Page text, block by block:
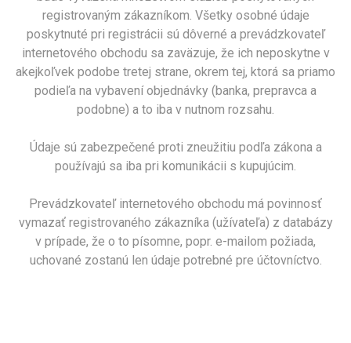
registrovaným zákazníkom. Všetky osobné údaje
poskytnuté pri registrácii sú dôverné a prevádzkovateľ
internetového obchodu sa zaväzuje, že ich neposkytne v
akejkoľvek podobe tretej strane, okrem tej, ktorá sa priamo
podieľa na vybavení objednávky (banka, prepravca a
podobne) a to iba v nutnom rozsahu.
Údaje sú zabezpečené proti zneužitiu podľa zákona a
používajú sa iba pri komunikácii s kupujúcim.
Prevádzkovateľ internetového obchodu má povinnosť
vymazať registrovaného zákazníka (užívateľa) z databázy
v prípade, že o to písomne, popr. e-mailom požiada,
uchované zostanú len údaje potrebné pre účtovníctvo.